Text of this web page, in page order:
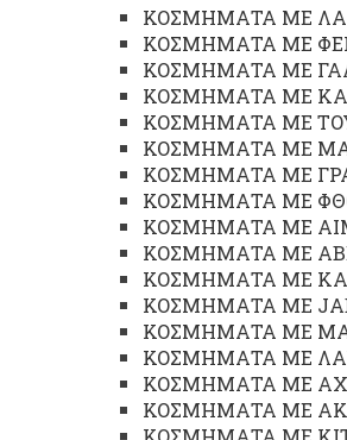
ΚΟΣΜΗΜΑΤΑ ΜΕ
ΚΟΣΜΗΜΑΤΑ ΜΕ
ΚΟΣΜΗΜΑΤΑ ΜΕ
ΚΟΣΜΗΜΑΤΑ ΜΕ
ΚΟΣΜΗΜΑΤΑ ΜΕ
ΚΟΣΜΗΜΑΤΑ ΜΕ
ΚΟΣΜΗΜΑΤΑ ΜΕ
ΚΟΣΜΗΜΑΤΑ ΜΕ
ΚΟΣΜΗΜΑΤΑ ΜΕ
ΚΟΣΜΗΜΑΤΑ ΜΕ
ΚΟΣΜΗΜΑΤΑ ΜΕ
ΚΟΣΜΗΜΑΤΑ ΜΕ
ΚΟΣΜΗΜΑΤΑ ΜΕ
ΚΟΣΜΗΜΑΤΑ ΜΕ
ΚΟΣΜΗΜΑΤΑ ΜΕ
ΚΟΣΜΗΜΑΤΑ ΜΕ